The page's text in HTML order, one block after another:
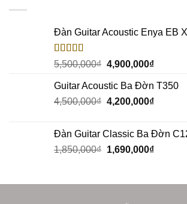
Đàn Guitar Acoustic Enya EB
Rated5.00
out of 5
5,500,000₫ 4,900,000₫
Guitar Acoustic Ba Đờn T350
4,500,000₫ 4,200,000₫
Đàn Guitar Classic Ba Đờn
1,850,000₫ 1,690,000₫